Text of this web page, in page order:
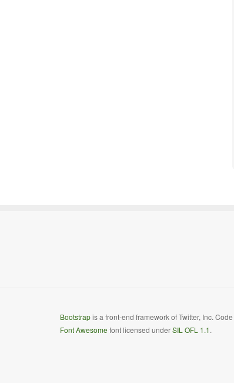
Bootstrapis a front-end framework of Twitter, Inc.
Font Awesome font licensed underSIL OFL 1.1.